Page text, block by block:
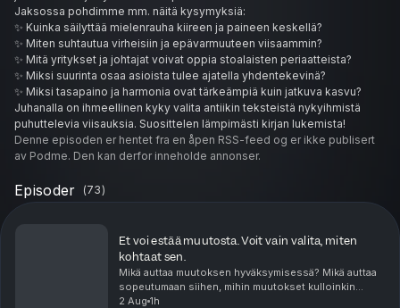
Jaksossa pohdimme mm. näitä kysymyksiä:
✨ Kuinka säilyttää mielenrauha kiireen ja paineen keskellä?
✨ Miten suhtautua virheisiin ja epävarmuuteen viisaammin?
✨ Mitä yritykset ja johtajat voivat oppia stoalaisten periaatteista?
✨ Miksi suurinta osaa asioista tulee ajatella yhdentekevinä?
✨ Miksi tasapaino ja harmonia ovat tärkeämpiä kuin jatkuva kasvu?
Juhanalla on ihmeellinen kyky valita antiikin teksteistä nykyihmistä
puhuttelevia viisauksia. Suosittelen lämpimästi kirjan lukemista!
00:00: Intro
00:50: Juhanan esittely
03:54: Stoalaisuuden luojat ja merkkihenkilöt
05:44: Miten stoalaisuus syntyi?
11:52 Hyve vai nautinto? Epikurolaisuus ja stoalaisuus
16:21: Seneca: stoalaisuuden ristiriidat ja paradoksit
19:11: Ihmismieli: jatkuva tavoittelu
21.55: Kohtalon rakastaminen vai jatkuva kasvu?
29:00: Millainen olisi stoalainen yritys?
Denne episoden er hentet fra en åpen RSS-feed og er ikke publisert
av Podme. Den kan derfor inneholde annonser.
Episoder (73)
Et voi estää muutosta. Voit vain valita, miten
kohtaat sen.
Mikä auttaa muutoksen hyväksymisessä? Mikä auttaa
sopeutumaan siihen, mihin muutokset kulloinkin
haastavat? Muutosten kohtaaminen koskettaa aina!
2 Aug 1h